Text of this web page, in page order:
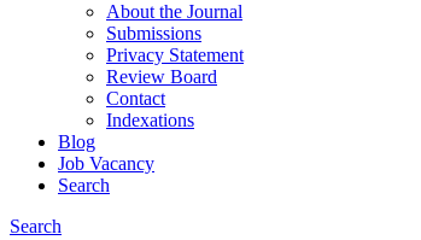
About the Journal
Submissions
Privacy Statement
Review Board
Contact
Indexations
Blog
Job Vacancy
Search
Search